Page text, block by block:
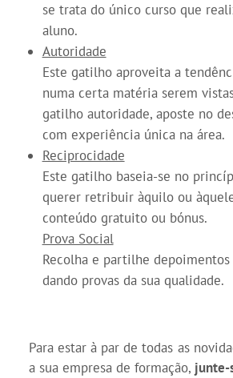
se trata do único curso que
aluno.
Autoridade
Este gatilho aproveita a
numa certa matéria serem
gatilho autoridade, aposte no
com experiência única na área.
Reciprocidade
Este gatilho baseia-se no
querer retribuir àquilo ou
conteúdo gratuito ou bónus.
Prova Social
Recolha e partilhe
dando provas da sua qualidade.
Para estar à par de todas as
a sua empresa de formação, junte-